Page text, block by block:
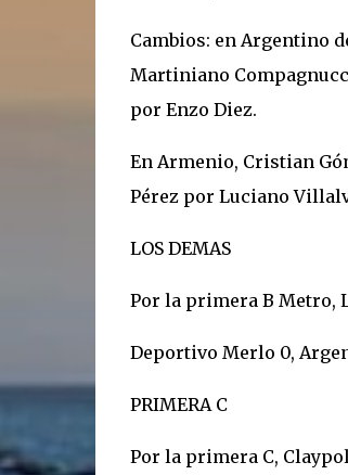
Cambios: en Argentino
Martiniano
por Enzo Diez.
En Armenio, Cristian
Pérez por Luciano
LOS DEMAS
Por la primera B Metro,
Deportivo Merlo 0,
PRIMERA C
Por la primera C,